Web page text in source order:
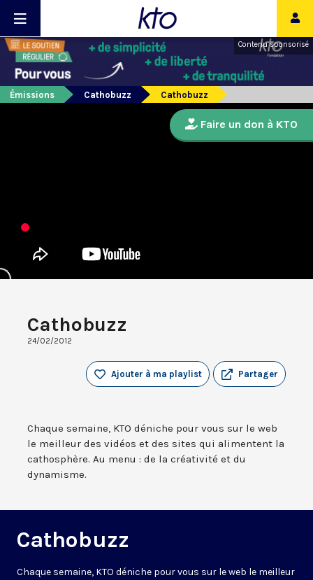
Contenu sponsorisé
Émissions Cathobuzz Cathobuzz
Cathobuzz
24/02/2012
Partager
Ajouter à ma playlist
Chaque semaine, KTO déniche pour vous sur le web
le meilleur des vidéos et des sites qui alimentent la
cathosphère. Au menu : de la créativité et du
dynamisme.
Cathobuzz
Chaque semaine, KTO déniche pour vous sur le web le meilleur
Faire un don à KTO